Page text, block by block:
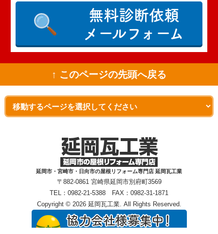
無料診断依頼
メールフォーム
↑ このページの先頭へ戻る
延岡市・宮崎市・日向市の屋根リフォーム専門店 延岡瓦工業
〒882-0861 宮崎県延岡市別府町3569
TEL：0982-21-5388 FAX：0982-31-1871
Copyright © 2026 延岡瓦工業. All Rights Reserved.